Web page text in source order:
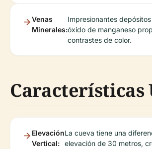
Venas
Minerales:
Impresionantes
óxido de manganeso
contrastes de color.
Características
Elevación
Vertical:
La cueva tiene una
elevación de 30 metros,